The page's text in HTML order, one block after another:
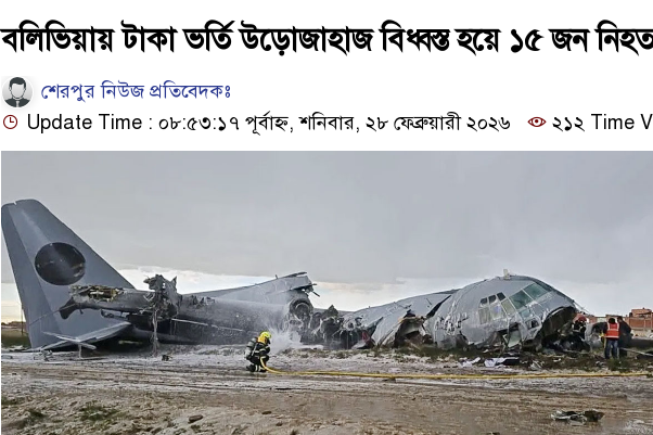
বলিভিয়ায় টাকা ভর্তি উড়োজাহাজ বিধ্বস্ত হয়ে ১৫ জন
শেরপুর নিউজ প্রতিবেদকঃ
Update Time : ০৮:৫৩:১৭ পূর্বাহ্ন, শনিবার, ২৮ ফেব্রুয়ারী ২০২৬
২১২ Time